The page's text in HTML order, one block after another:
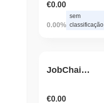
€0.00
0.00%
sem
classificação
JobChainAirdrop
€0.00